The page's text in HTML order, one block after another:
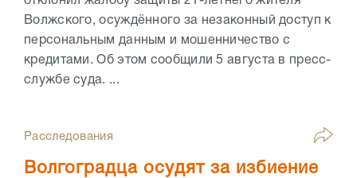
Волжского, осуждённого за незаконный доступ к
персональным данным и мошенничество с
кредитами. Об этом сообщили 5 августа в пресс-
службе суда. ...
Расследования
Волгоградца осудят за избиение